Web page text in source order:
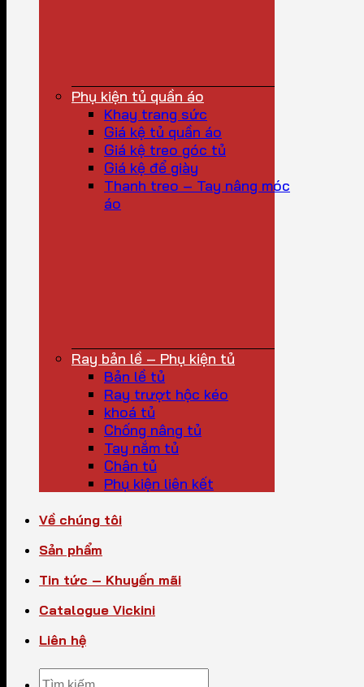
Phụ kiện tủ quần áo
Khay trang sức
Giá kệ tủ quần áo
Giá kệ treo góc tủ
Giá kệ để giày
Thanh treo – Tay nâng móc
áo
Ray bản lề – Phụ kiện tủ
Bản lề tủ
Ray trượt hộc kéo
khoá tủ
Chống nâng tủ
Tay nắm tủ
Chân tủ
Phụ kiện liên kết
Về chúng tôi
Sản phẩm
Tin tức – Khuyến mãi
Catalogue Vickini
Liên hệ
Tìm